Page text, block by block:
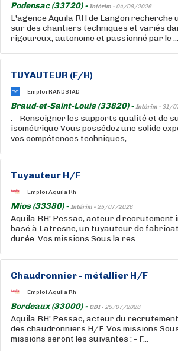
Podensac (33720) -Intérim - 04/08/2026
L'agence Aquila RH de Langon
sur des chantiers techniques et variés
rigoureux, autonome et passionné par le ...
TUYAUTEUR (F/H)
Emploi RANDSTAD
Braud-et-Saint-Louis (33820) -Intérim - 31/
. - Renseigner les supports qualité et de
isométrique Vous possédez une solide
vos compétences techniques,...
Tuyauteur H/F
Emploi Aquila Rh
Mios (33380) -Intérim - 25/07/2026
Aquila RH' Pessac, acteur d recrutement
basé à Latresne, un tuyauteur de
durée. Vos missions Sous la res...
Chaudronnier - métallier H/F
Emploi Aquila Rh
Bordeaux (33000) - CDI - 25/07/2026
Aquila RH' Pessac, acteur du
des chaudronniers H/F. Vos missions
missions seront les suivantes : - F...